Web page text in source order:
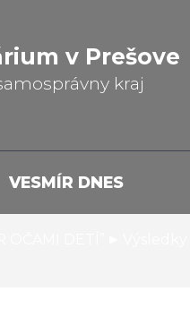
v Prešove
kraj
VESMÍR DNES